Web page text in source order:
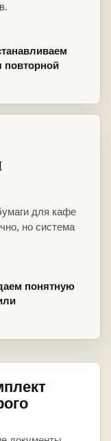
повторной
для кафе
но система
понятную